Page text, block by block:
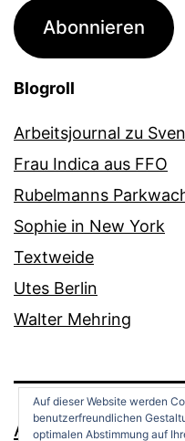
Adresse
Abonnieren
Blogroll
Arbeitsjournal zu
Frau Indica aus FFO
Rubelmanns
Sophie in New York
Textweide
Utes Berlin
Walter Mehring
ANDREAS
Auf dieser Website werden
benutzerfreundlichen
optimalen Abstimmung auf